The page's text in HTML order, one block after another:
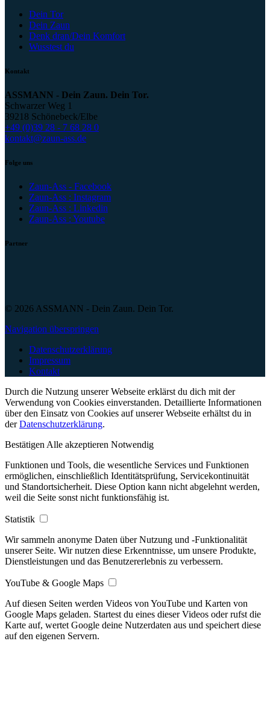
Dein Tor
Dein Zaun
Denk dran/Dein Komfort
Wusstest du
Kontakt
ASSMANN - Dein Zaun. Dein Tor.
Schwarzer Weg 1
39218 Schönebeck/Elbe
+49 (0)39 28 - 7 68 28 0
kontakt@zaun-ass.de
Folge uns
Zaun-Ass - Facebook
Zaun-Ass : Instagram
Zaun-Ass : Linkedin
Zaun-Ass : Youtube
Partner
© 2026 ASSMANN - Dein Zaun. Dein Tor.
Navigation überspringen
Datenschutzerklärung
Impressum
Kontakt
Durch die Nutzung unserer Webseite erklärst du dich mit der
Verwendung von Cookies einverstanden. Detaillierte Informationen
über den Einsatz von Cookies auf unserer Webseite erhältst du in
derDatenschutzerklärung.
Bestätigen Alle akzeptieren Notwendig
Funktionen und Tools, die wesentliche Services und Funktionen
ermöglichen, einschließlich Identitätsprüfung, Servicekontinuität
und Standortsicherheit. Diese Option kann nicht abgelehnt werden,
weil die Seite sonst nicht funktionsfähig ist.
Statistik
Wir sammeln anonyme Daten über Nutzung und -Funktionalität
unserer Seite. Wir nutzen diese Erkenntnisse, um unsere Produkte,
Dienstleistungen und das Benutzererlebnis zu verbessern.
YouTube & Google Maps
Auf diesen Seiten werden Videos von YouTube und Karten von
Google Maps geladen. Startest du eines dieser Videos oder rufst die
Karte auf, wertet Google deine Nutzerdaten aus und speichert diese
auf den eigenen Servern.